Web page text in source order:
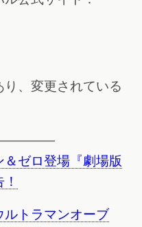
、変更されている
ゼロ登場『劇場版
ルトラマンオーブ